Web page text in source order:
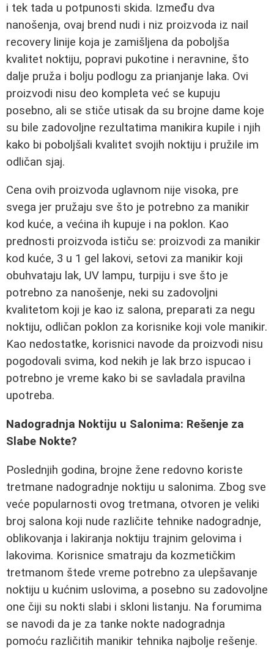
i tek tada u potpunosti skida. Između dva
nanošenja, ovaj brend nudi i niz proizvoda iz nail
recovery linije koja je zamišljena da poboljša
kvalitet noktiju, popravi pukotine i neravnine, što
dalje pruža i bolju podlogu za prianjanje laka. Ovi
proizvodi nisu deo kompleta već se kupuju
posebno, ali se stiče utisak da su brojne dame koje
su bile zadovoljne rezultatima manikira kupile i njih
kako bi poboljšali kvalitet svojih noktiju i pružile im
odličan sjaj.
Cena ovih proizvoda uglavnom nije visoka, pre
svega jer pružaju sve što je potrebno za manikir
kod kuće, a većina ih kupuje i na poklon. Kao
prednosti proizvoda ističu se: proizvodi za manikir
kod kuće, 3 u 1 gel lakovi, setovi za manikir koji
obuhvataju lak, UV lampu, turpiju i sve što je
potrebno za nanošenje, neki su zadovoljni
kvalitetom koji je kao iz salona, preparati za negu
noktiju, odličan poklon za korisnike koji vole manikir.
Kao nedostatke, korisnici navode da proizvodi nisu
pogodovali svima, kod nekih je lak brzo ispucao i
potrebno je vreme kako bi se savladala pravilna
upotreba.
Nadogradnja Noktiju u Salonima: Rešenje za
Slabe Nokte?
Poslednjih godina, brojne žene redovno koriste
tretmane nadogradnje noktiju u salonima. Zbog sve
veće popularnosti ovog tretmana, otvoren je veliki
broj salona koji nude različite tehnike nadogradnje,
oblikovanja i lakiranja noktiju trajnim gelovima i
lakovima. Korisnice smatraju da kozmetičkim
tretmanom štede vreme potrebno za ulepšavanje
noktiju u kućnim uslovima, a posebno su zadovoljne
one čiji su nokti slabi i skloni listanju. Na forumima
se navodi da je za tanke nokte nadogradnja
pomoću različitih manikir tehnika najbolje rešenje.